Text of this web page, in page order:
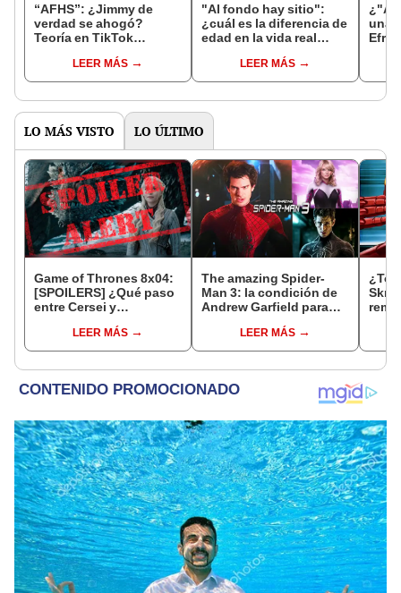
“AFHS”: ¿Jimmy de
verdad se ahogó?
Teoría en TikTok
LEER MÁS
"Al fondo hay sitio":
¿cuál es la diferencia de
edad en la vida real
'Zulimar'?LEER MÁS
¿"Al
una
LO MÁS VISTO LO ÚLTIMO
Game of Thrones 8x04:
[SPOILERS] ¿Qué paso
entre Cersei y
LEER MÁS
The amazing Spider-
Man 3: la condición de
Andrew Garfield para
LEER MÁS